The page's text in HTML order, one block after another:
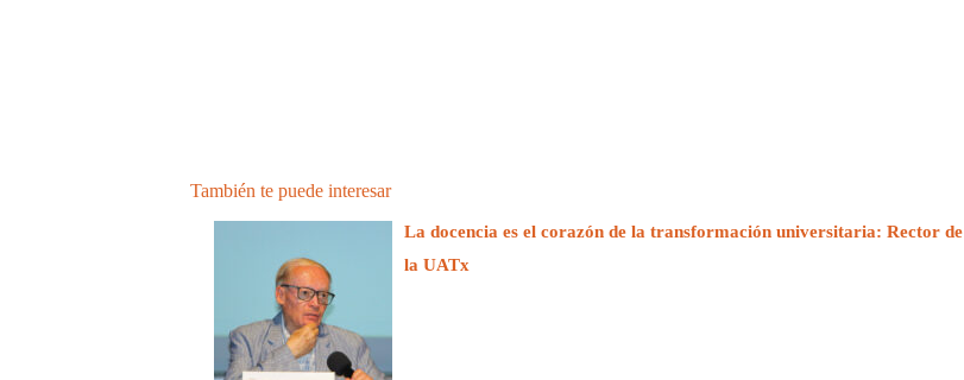
También te puede interesar
La docencia es el corazón de la transformación universitaria: Rector de
la UATx